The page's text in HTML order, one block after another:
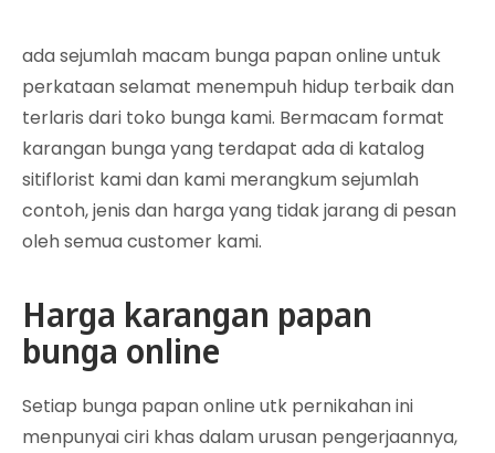
ada sejumlah macam bunga papan online untuk
perkataan selamat menempuh hidup terbaik dan
terlaris dari toko bunga kami. Bermacam format
karangan bunga yang terdapat ada di katalog
sitiflorist kami dan kami merangkum sejumlah
contoh, jenis dan harga yang tidak jarang di pesan
oleh semua customer kami.
Harga karangan papan
bunga online
Setiap bunga papan online utk pernikahan ini
menpunyai ciri khas dalam urusan pengerjaannya,